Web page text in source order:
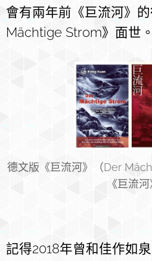
會有兩年前《巨流河》
Mächtige Strom》面世。
德文版《巨流河》（Der
《巨流河
記得2018年曾和佳作如